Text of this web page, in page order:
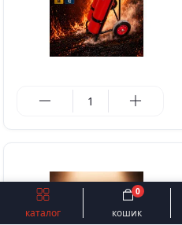
каталог кошик
0
Швидке замовлення